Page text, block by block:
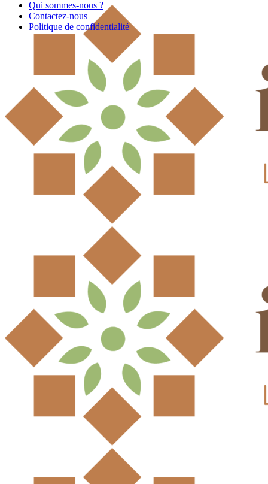
Qui sommes-nous ?
Contactez-nous
Politique de confidentialité